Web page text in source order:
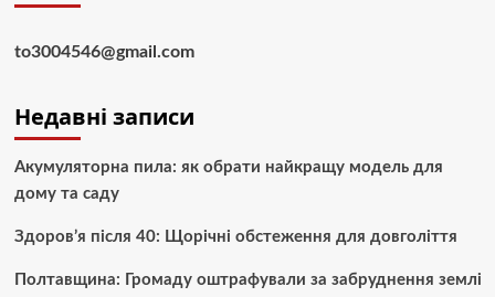
to3004546@gmail.com
Недавні записи
Акумуляторна пила: як обрати найкращу модель для
дому та саду
Здоров’я після 40: Щорічні обстеження для довголіття
Полтавщина: Громаду оштрафували за забруднення землі